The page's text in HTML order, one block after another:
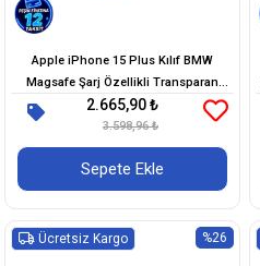
Apple iPhone 15 Plus Kılıf BMW
Magsafe Şarj Özellikli Transparan
Renk Geçişli Dizayn Orjinal Lisanslı
Kapak
2.665,90 ₺
3.598,96 ₺
Sepete Ekle
%26
Ücretsiz Kargo